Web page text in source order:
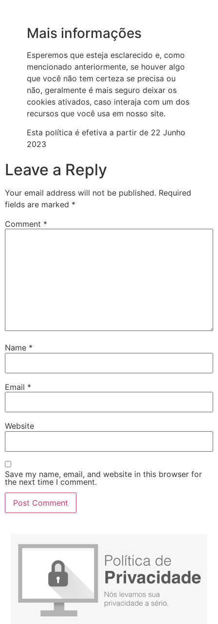
Mais informações
Esperemos que esteja esclarecido e, como
mencionado anteriormente, se houver algo
que você não tem certeza se precisa ou
não, geralmente é mais seguro deixar os
cookies ativados, caso interaja com um dos
recursos que você usa em nosso site.
Esta política é efetiva a partir de 22 Junho
2023
Leave a Reply
Your email address will not be published. Required
fields are marked *
Comment *
Name *
Email *
Website
Save my name, email, and website in this browser for
the next time I comment.